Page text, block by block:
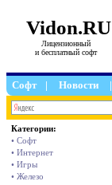
Vidon.RU
Лицензионный
и бесплатный софт
Софт | Новости |
Категории:
• Софт
• Интернет
• Игры
• Железо